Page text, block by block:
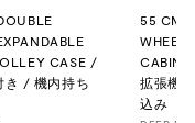
CASE /
き / 機内持ち
55 CM
CABIN
拡張機
込み